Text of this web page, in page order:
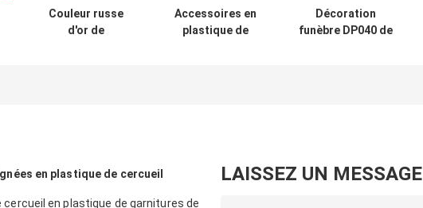
Couleur russe
d'or de
Accessoires en
plastique de
Décoration
funèbre DP040 de
en plastique de cercueil
cercueil en plastique de garnitures de
LAISSEZ UN MESSAGE